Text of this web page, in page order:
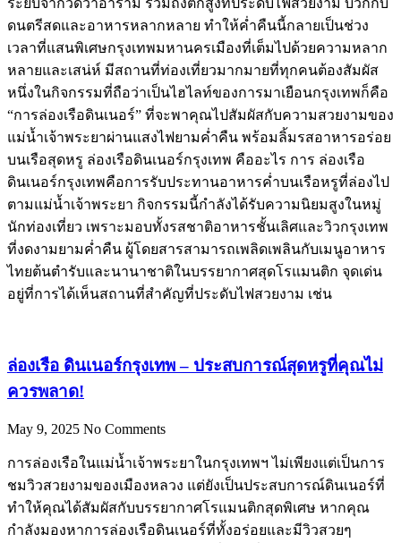
ระยับจากวัดวาอาราม รวมถึงตึกสูงที่ประดับไฟสวยงาม บวกกับ
ดนตรีสดและอาหารหลากหลาย ทำให้ค่ำคืนนี้กลายเป็นช่วง
เวลาที่แสนพิเศษกรุงเทพมหานครเมืองที่เต็มไปด้วยความหลาก
หลายและเสน่ห์ มีสถานที่ท่องเที่ยวมากมายที่ทุกคนต้องสัมผัส
หนึ่งในกิจกรรมที่ถือว่าเป็นไฮไลท์ของการมาเยือนกรุงเทพก็คือ
“การล่องเรือดินเนอร์” ที่จะพาคุณไปสัมผัสกับความสวยงามของ
แม่น้ำเจ้าพระยาผ่านแสงไฟยามค่ำคืน พร้อมลิ้มรสอาหารอร่อย
บนเรือสุดหรู ล่องเรือดินเนอร์กรุงเทพ คืออะไร การ ล่องเรือ
ดินเนอร์กรุงเทพคือการรับประทานอาหารค่ำบนเรือหรูที่ล่องไป
ตามแม่น้ำเจ้าพระยา กิจกรรมนี้กำลังได้รับความนิยมสูงในหมู่
นักท่องเที่ยว เพราะมอบทั้งรสชาติอาหารชั้นเลิศและวิวกรุงเทพ
ที่งดงามยามค่ำคืน ผู้โดยสารสามารถเพลิดเพลินกับเมนูอาหาร
ไทยต้นตำรับและนานาชาติในบรรยากาศสุดโรแมนติก จุดเด่น
อยู่ที่การได้เห็นสถานที่สำคัญที่ประดับไฟสวยงาม เช่น
ล่องเรือ ดินเนอร์กรุงเทพ – ประสบการณ์สุดหรูที่คุณไม่
ควรพลาด!
May 9, 2025 No Comments
การล่องเรือในแม่น้ำเจ้าพระยาในกรุงเทพฯ ไม่เพียงแต่เป็นการ
ชมวิวสวยงามของเมืองหลวง แต่ยังเป็นประสบการณ์ดินเนอร์ที่
ทำให้คุณได้สัมผัสกับบรรยากาศโรแมนติกสุดพิเศษ หากคุณ
กำลังมองหาการล่องเรือดินเนอร์ที่ทั้งอร่อยและมีวิวสวยๆ